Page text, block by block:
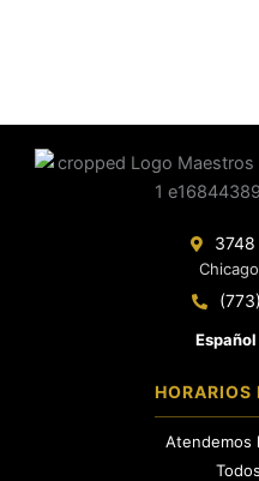
3748
Español
HORARIOS
Atendemos